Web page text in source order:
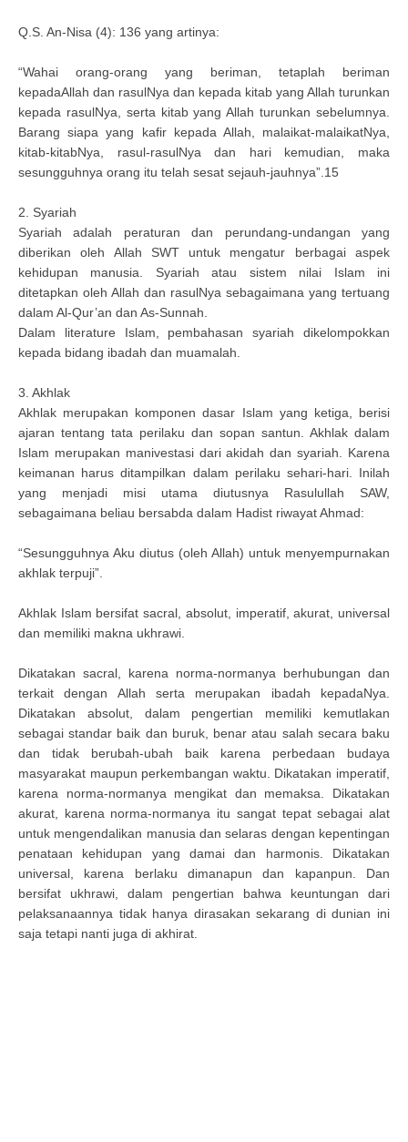
Q.S. An-Nisa (4): 136 yang artinya:
“Wahai orang-orang yang beriman, tetaplah beriman
kepadaAllah dan rasulNya dan kepada kitab yang Allah turunkan
kepada rasulNya, serta kitab yang Allah turunkan sebelumnya.
Barang siapa yang kafir kepada Allah, malaikat-malaikatNya,
kitab-kitabNya, rasul-rasulNya dan hari kemudian, maka
sesungguhnya orang itu telah sesat sejauh-jauhnya”.15
2. Syariah
Syariah adalah peraturan dan perundang-undangan yang
diberikan oleh Allah SWT untuk mengatur berbagai aspek
kehidupan manusia. Syariah atau sistem nilai Islam ini
ditetapkan oleh Allah dan rasulNya sebagaimana yang tertuang
dalam Al-Qur’an dan As-Sunnah.
Dalam literature Islam, pembahasan syariah dikelompokkan
kepada bidang ibadah dan muamalah.
3. Akhlak
Akhlak merupakan komponen dasar Islam yang ketiga, berisi
ajaran tentang tata perilaku dan sopan santun. Akhlak dalam
Islam merupakan manivestasi dari akidah dan syariah. Karena
keimanan harus ditampilkan dalam perilaku sehari-hari. Inilah
yang menjadi misi utama diutusnya Rasulullah SAW,
sebagaimana beliau bersabda dalam Hadist riwayat Ahmad:
“Sesungguhnya Aku diutus (oleh Allah) untuk menyempurnakan
akhlak terpuji”.
Akhlak Islam bersifat sacral, absolut, imperatif, akurat, universal
dan memiliki makna ukhrawi.
Dikatakan sacral, karena norma-normanya berhubungan dan
terkait dengan Allah serta merupakan ibadah kepadaNya.
Dikatakan absolut, dalam pengertian memiliki kemutlakan
sebagai standar baik dan buruk, benar atau salah secara baku
dan tidak berubah-ubah baik karena perbedaan budaya
masyarakat maupun perkembangan waktu. Dikatakan imperatif,
karena norma-normanya mengikat dan memaksa. Dikatakan
akurat, karena norma-normanya itu sangat tepat sebagai alat
untuk mengendalikan manusia dan selaras dengan kepentingan
penataan kehidupan yang damai dan harmonis. Dikatakan
universal, karena berlaku dimanapun dan kapanpun. Dan
bersifat ukhrawi, dalam pengertian bahwa keuntungan dari
pelaksanaannya tidak hanya dirasakan sekarang di dunian ini
saja tetapi nanti juga di akhirat.